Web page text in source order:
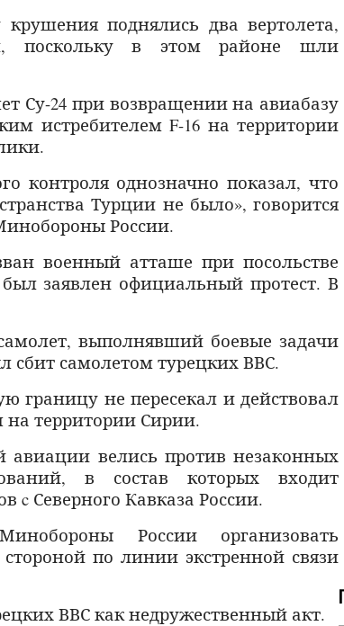
поднялись два вертолета,
поскольку в этом районе шли
Су-24 при возвращении на авиабазу
истребителем F-16 на территории
контроля однозначно показал, что
Турции не было», говорится
России.
военный атташе при посольстве
заявлен официальный протест. В
выполнявший боевые задачи
сбит самолетом турецких ВВС.
границу не пересекал и действовал
территории Сирии.
авиации велись против незаконных
в состав которых входит
c Северного Кавказа России.
России организовать
по линии экстренной связи
ВВС как недружественный акт.
Г